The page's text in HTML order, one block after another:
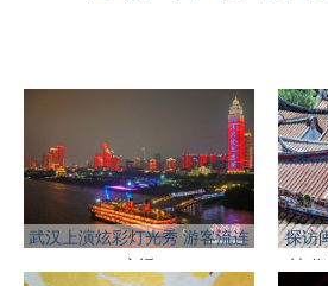
武汉上演炫彩灯光秀 游客流连
探访